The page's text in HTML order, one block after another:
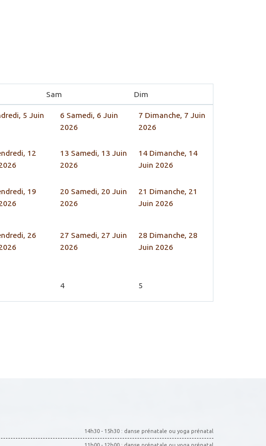
Sam Dim
5 Juin
6 Samedi, 6 Juin
2026
7 Dimanche, 7 Juin
2026
12
13 Samedi, 13 Juin
2026
14 Dimanche, 14
Juin 2026
19
20 Samedi, 20 Juin
2026
21 Dimanche, 21
Juin 2026
26
27 Samedi, 27 Juin
2026
28 Dimanche, 28
Juin 2026
4 5
14h30 - 15h30 : danse prénatale ou yoga prénatal